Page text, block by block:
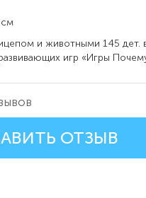
см
и животными 145 дет.
игр «Игры
ОТЗЫВ